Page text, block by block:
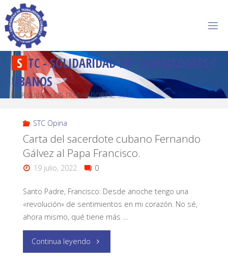
S TC-SOLIDARIDADD R A BAJADORES C
U BANOS
POR CUBA Y LOS TRABAJADORES
STC Opina
Carta del sacerdote cubano Fernando
Gálvez al Papa Francisco.
19 julio, 2022 0
Santo Padre, Francisco: Desde anoche tengo una
«revolución» de sentimientos en mi corazón. No sé,
ahora mismo, qué tiene más …
Continua leyendo